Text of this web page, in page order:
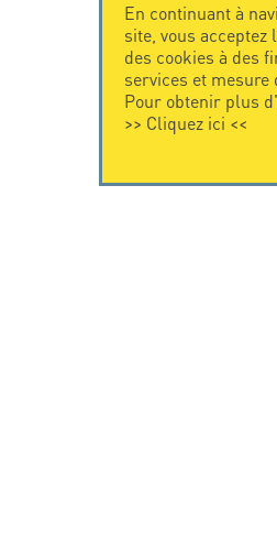
En continuant à
site, vous
des cookies à des
services et mesure
Pour obtenir plus
>> Cliquez ici <<